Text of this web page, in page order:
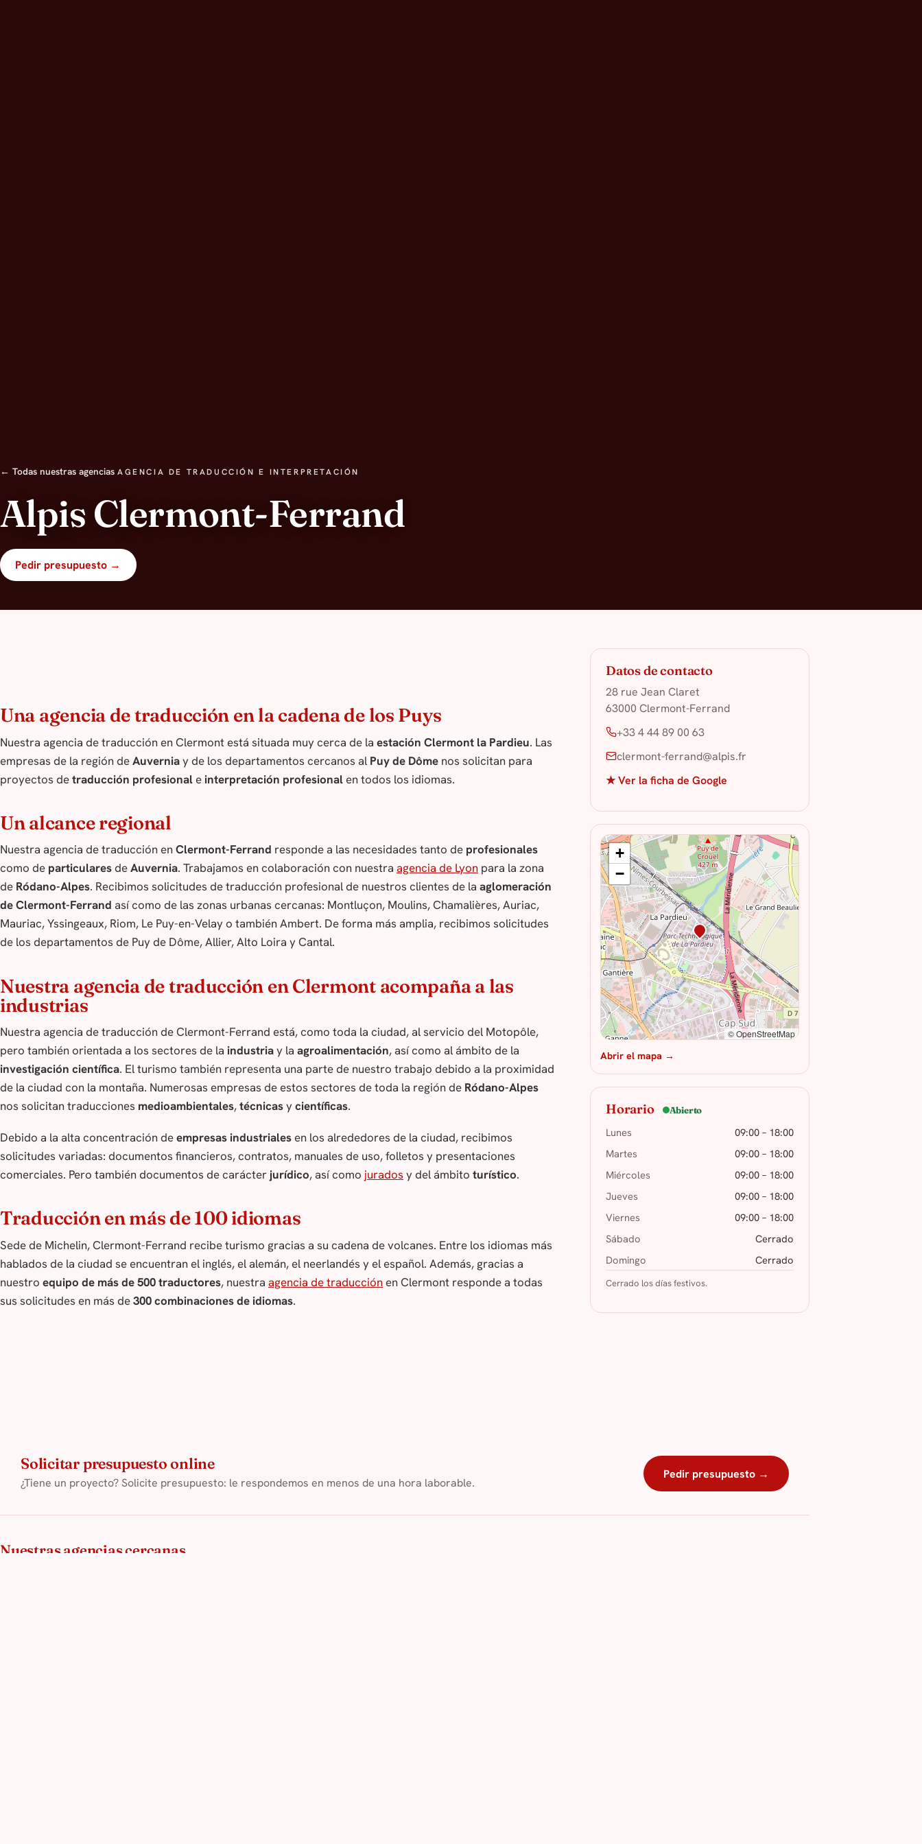
← Todas nuestras agencias AGENCIA DE TRADUCCIÓN E INTERPRETACIÓN
Alpis Clermont-Ferrand
Pedir presupuesto →
Una agencia de traducción en la cadena de los Puys
Nuestra agencia de traducción en Clermont está situada muy cerca de la estación Clermont la Pardieu. Las
empresas de la región deAuverniay de los departamentos cercanos al Puy de Dôme nos solicitan para
proyectos detraducción profesionale interpretación profesionalen todos los idiomas.
Un alcance regional
Nuestra agencia de traducción enClermont-Ferrand responde a las necesidades tanto de profesionales
como de particularesdeAuvernia. Trabajamos en colaboración con nuestra agencia de Lyon para la zona
de Ródano-Alpes. Recibimos solicitudes de traducción profesional de nuestros clientes de la aglomeración
de Clermont-Ferrand así como de las zonas urbanas cercanas: Montluçon, Moulins, Chamalières, Auriac,
Mauriac, Yssingeaux, Riom, Le Puy-en-Velay o también Ambert. De forma más amplia, recibimos solicitudes
de los departamentos de Puy de Dôme, Allier, Alto Loira y Cantal.
Nuestra agencia de traducción en Clermont acompaña a las
industrias
Nuestra agencia de traducción de Clermont-Ferrand está, como toda la ciudad, al servicio del Motopôle,
pero también orientada a los sectores de la industriay la agroalimentación, así como al ámbito de la
investigación científica. El turismo también representa una parte de nuestro trabajo debido a la proximidad
de la ciudad con la montaña. Numerosas empresas de estos sectores de toda la región de Ródano-Alpes
nos solicitan traducciones medioambientales,técnicasycientíficas.
Debido a la alta concentración deempresas industrialesen los alrededores de la ciudad, recibimos
solicitudes variadas: documentos financieros, contratos, manuales de uso, folletos y presentaciones
comerciales. Pero también documentos de carácter jurídico, así como juradosy del ámbito turístico.
Traducción en más de 100 idiomas
Sede de Michelin, Clermont-Ferrand recibe turismo gracias a su cadena de volcanes. Entre los idiomas más
hablados de la ciudad se encuentran el inglés, el alemán, el neerlandés y el español. Además, gracias a
nuestro equipo de más de 500 traductores, nuestra agencia de traducciónen Clermont responde a todas
sus solicitudes en más de300 combinaciones de idiomas.
Datos de contacto
28 rue Jean Claret
63000 Clermont-Ferrand
+33 4 44 89 00 63
clermont-ferrand@alpis.fr
★ Ver la ficha de Google
+
−
© OpenStreetMap
Abrir el mapa →
Horario Abierto
Lunes
09:00 – 18:00
Martes
09:00 – 18:00
Miércoles
09:00 – 18:00
Jueves
09:00 – 18:00
Viernes
09:00 – 18:00
Sábado
Cerrado
Domingo
Cerrado
Cerrado los días festivos.
Solicitar presupuesto online
¿Tiene un proyecto? Solicite presupuesto: le respondemos en menos de una hora laborable.
Pedir presupuesto →
Nuestras agencias cercanas